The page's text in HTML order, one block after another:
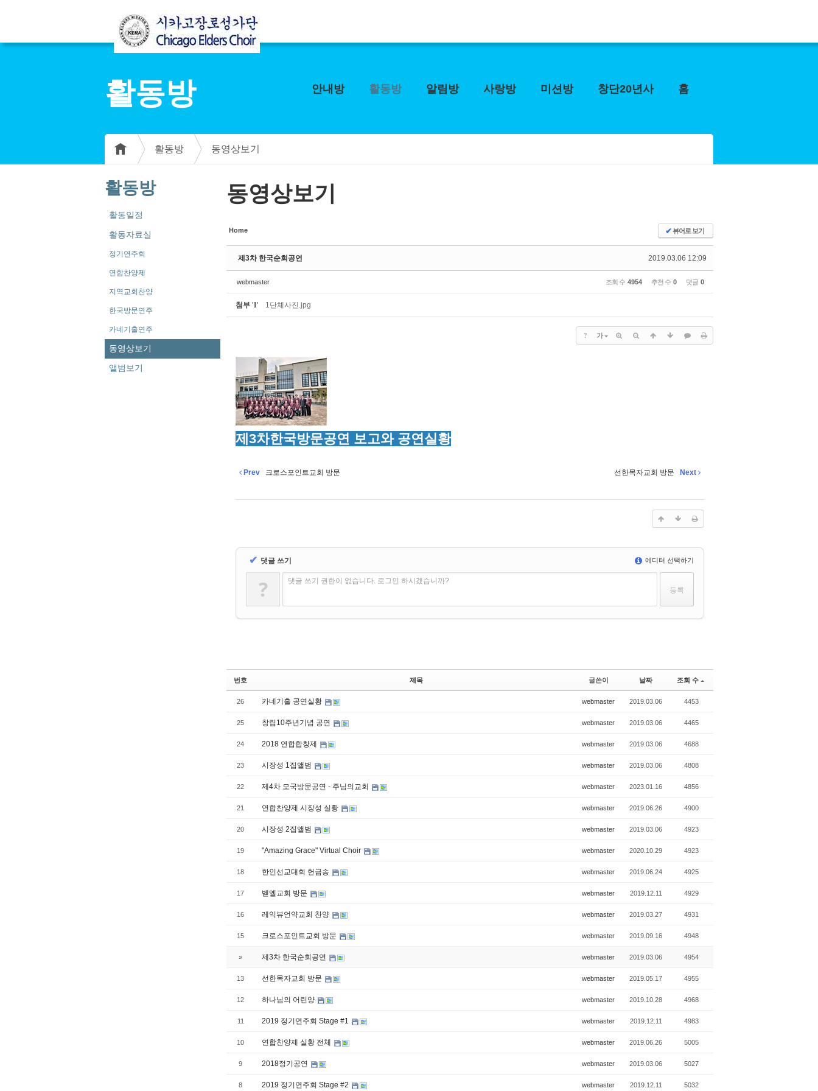
안내방 활동방 알림방 사랑방 미션방 창단20년사 홈
활동방
활동방 동영상보기
활동방
활동일정
활동자료실
정기연주회
연합찬양제
지역교회찬양
한국방문연주
카네기홀연주
동영상보기
앨범보기
동영상보기
Home ✔뷰어로 보기
2019.03.06 12:09
제3차 한국순회공연
webmaster 조회 수 4954 추천 수 0 댓글 0
첨부 '1' 1단체사진.jpg
? 가
제3차한국방문공연 보고와 공연실황
Prev 크로스포인트교회 방문 선한목자교회 방문 Next
✔ 댓글 쓰기 에디터 선택하기
? 댓글 쓰기 권한이 없습니다. 로그인 하시겠습니까?
번호 제목 글쓴이 날짜 조회 수
26 카네기홀 공연실황 webmaster 2019.03.06 4453
25 창립10주년기념 공연 webmaster 2019.03.06 4465
24 2018 연합합창제 webmaster 2019.03.06 4688
23 시장성 1집앨범 webmaster 2019.03.06 4808
22 제4차 모국방문공연 - 주님의교회 webmaster 2023.01.16 4856
21 연합찬양제 시장성 실황 webmaster 2019.06.26 4900
20 시장성 2집앨범 webmaster 2019.03.06 4923
19 "Amazing Grace" Virtual Choir webmaster 2020.10.29 4923
18 한인선교대회 헌금송 webmaster 2019.06.24 4925
17 벧엘교회 방문 webmaster 2019.12.11 4929
16 레익뷰언약교회 찬양 webmaster 2019.03.27 4931
15 크로스포인트교회 방문 webmaster 2019.09.16 4948
» 제3차 한국순회공연 webmaster 2019.03.06 4954
13 선한목자교회 방문 webmaster 2019.05.17 4955
12 하나님의 어린양 webmaster 2019.10.28 4968
11 2019 정기연주회 Stage #1 webmaster 2019.12.11 4983
10 연합찬양제 실황 전체 webmaster 2019.06.26 5005
9 2018정기공연 webmaster 2019.03.06 5027
8 2019 정기연주회 Stage #2 webmaster 2019.12.11 5032
Sketchbook5, 스케치북5
Sketchbook5, 스케치북5
Sketchbook5, 스케치북5
Sketchbook5, 스케치북5